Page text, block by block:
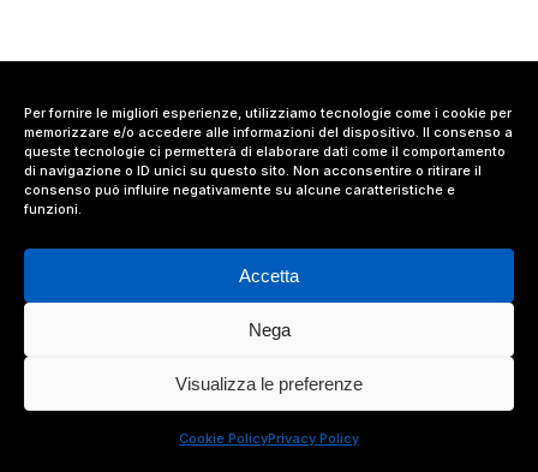
Per fornire le migliori esperienze, utilizziamo tecnologie come i cookie per
memorizzare e/o accedere alle informazioni del dispositivo. Il consenso a
queste tecnologie ci permetterà di elaborare dati come il comportamento
di navigazione o ID unici su questo sito. Non acconsentire o ritirare il
consenso può influire negativamente su alcune caratteristiche e
funzioni.
Accetta
Nega
Visualizza le preferenze
Cookie PolicyPrivacy Policy
© 2024 Value Relations Srl, All Rights Reserved.
instagram